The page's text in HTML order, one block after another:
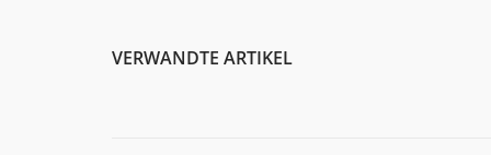
VERWANDTE ARTIKEL